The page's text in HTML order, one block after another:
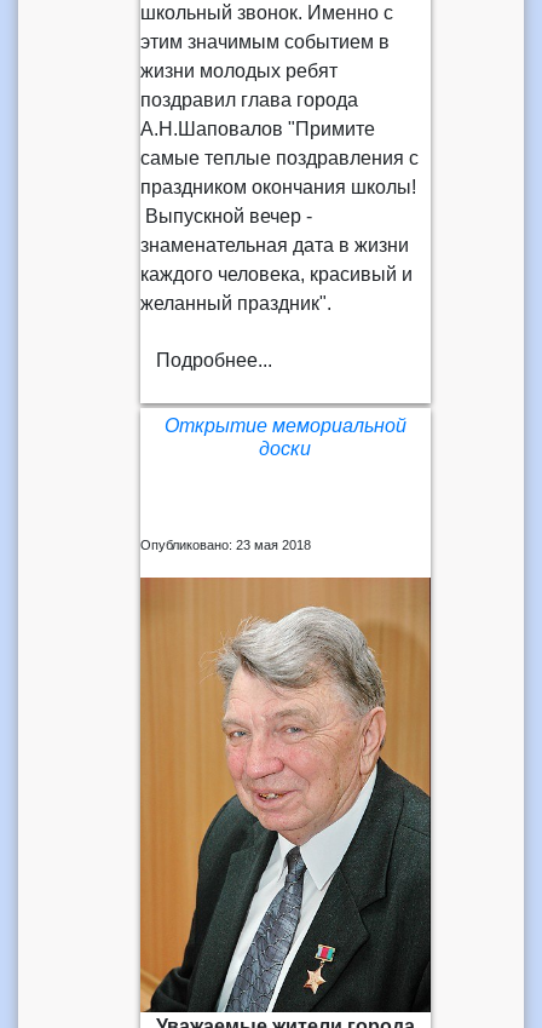
школьный звонок. Именно с
этим значимым событием в
жизни молодых ребят
поздравил глава города
А.Н.Шаповалов "Примите
самые теплые поздравления с
праздником окончания школы!
Выпускной вечер -
знаменательная дата в жизни
каждого человека, красивый и
желанный праздник".
Подробнее...
Открытие мемориальной
доски
Опубликовано: 23 мая 2018